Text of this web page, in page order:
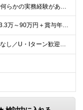
【応募要件】 ◎IT業界で何らかの実務経験がある方 └2～3ヶ月の実務経験のある方は歓迎します！ 例）PCキッティングやモバイル通信基地局の業務経験者など インフラエンジニアとして経験のある方は、
【前職給与保証】 月給23.3万～90万円＋賞与年2回＋インセンティブ ★年収1000万円以上の実績あり！ ※上記月給には月20～30時間分（2万9,300円～21万7,900円）の固定残業代を含み
★フルリモート可／転勤なし／U・Iターン歓迎★ ◎勤務地は相談の上、ご自宅近くに調整します！ 【勤務地】 本社、または東京／埼玉／千葉／神奈川／愛知／仙台のクライアント先 ◎完全在宅（フルリモート）